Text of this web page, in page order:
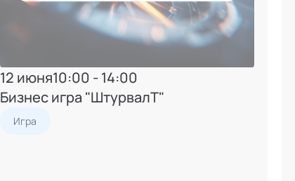
12 июня10:00 - 14:00
Бизнес игра "ШтурвалТ"
Игра